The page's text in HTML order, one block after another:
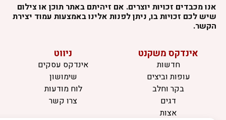
מכבדים זכויות יוצרים. אם זיהיתם באתר תוכן או צילום
לכם זכויות בו, ניתן לפנות אלינו באמצעות עמוד יצירת
אינדקס משקנט
חדשות
עופות וביצים
בקר וחלב
דגים
אצות
ניווט
אינדקס עסקים
שימושון
לוח מודעות
צרו קשר